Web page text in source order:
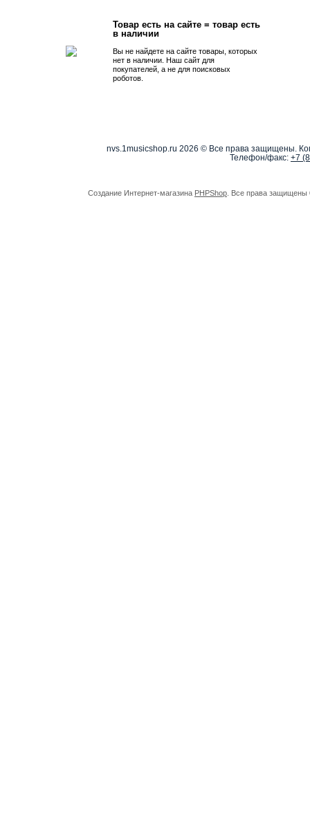
Товар есть на сайте = товар есть
в наличии
Вы не найдете на сайте товары, которых
нет в наличии. Наш сайт для
покупателей, а не для поисковых
роботов.
nvs.1musicshop.ru 2026 © Все права защищены.
Телефон/факс: +7
Создание Интернет-магазина PHPShop . Все права защищены